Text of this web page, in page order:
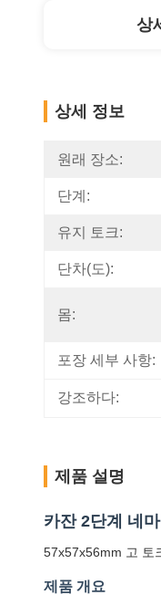
상
상세 정보
원래 장소:
단계:
유지 토크:
단차(도):
몸:
포장 세부 사항:
강조하다:
제품 설명
카잔 2단계 네
57x57x56mm 고 토
제품 개요